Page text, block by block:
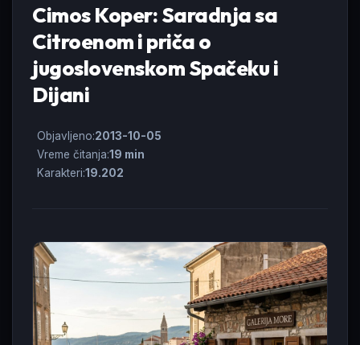
Cimos Koper: Saradnja sa
Citroenom i priča o
jugoslovenskom Spačeku i
Dijani
Objavljeno:2013-10-05
Vreme čitanja:19 min
Karakteri:19.202